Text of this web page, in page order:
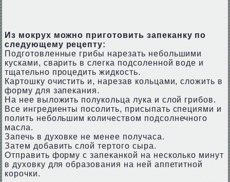
Из мокрух можно приготовить запеканку по
следующему рецепту:
Подготовленные грибы нарезать небольшими
кусками, сварить в слегка подсоленной воде и
тщательно процедить жидкость.
Картошку очистить и, нарезав кольцами, сложить в
форму для запекания.
На нее выложить полукольца лука и слой грибов.
Все ингредиенты посолить, присыпать специями и
полить небольшим количеством подсолнечного
масла.
Запечь в духовке не менее получаса.
Затем добавить слой тертого сыра.
Отправить форму с запеканкой на несколько минут
в духовку для образования на ней аппетитной
корочки.